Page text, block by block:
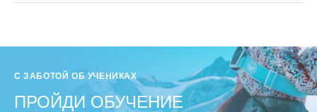
С ЗАБОТОЙ ОБ УЧЕНИКАХ
ПРОЙДИ ОБУЧЕНИЕ